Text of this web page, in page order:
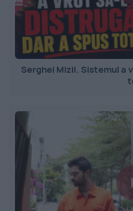
Serghei Mizil. Sistemul a